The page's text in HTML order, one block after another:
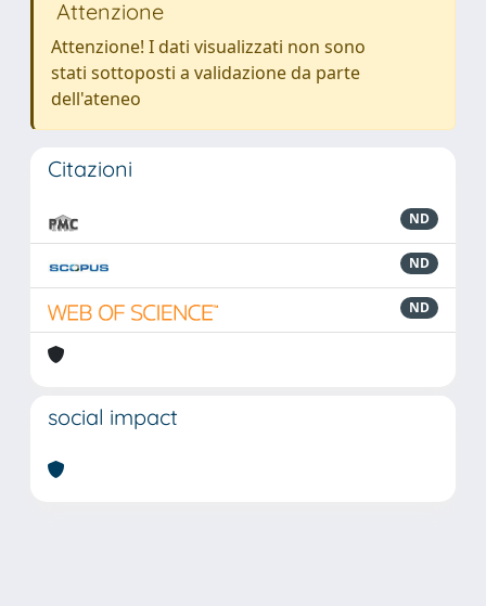
Attenzione
Attenzione! I dati visualizzati non sono
stati sottoposti a validazione da parte
dell'ateneo
Citazioni
ND
ND
ND
social impact